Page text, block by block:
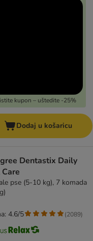
kupon – uštedite -25%
Dodaj u košaricu
Dentastix Daily
pse (5-10 kg), 7 komada
4.6/5 (2089)